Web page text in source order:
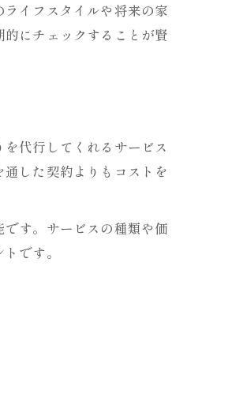
イフスタイルや将来の家
にチェックすることが賢
代行してくれるサービス
した契約よりもコストを
す。サービスの種類や価
です。